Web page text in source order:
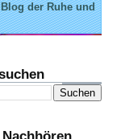
der Ruhe und